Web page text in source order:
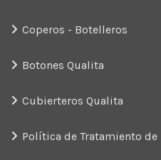
Coperos - Botelleros
Botones Qualita
Cubierteros Qualita
Política de Tratamiento de